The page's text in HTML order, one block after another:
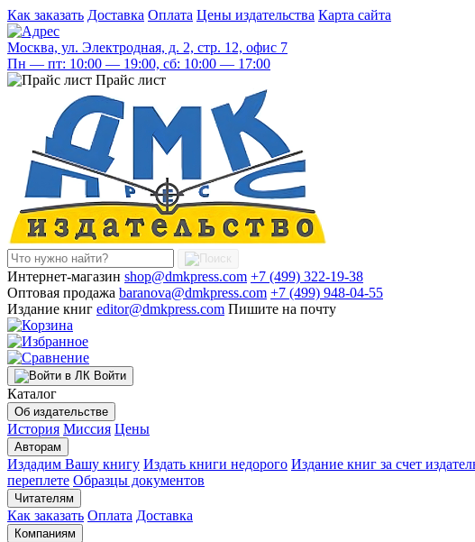
Как заказать Доставка Оплата Цены издательства Карта сайта
Москва, ул. Электродная, д. 2, стр. 12, офис 7
Пн — пт: 10:00 — 19:00, сб: 10:00 — 17:00
Прайс лист
Интернет-магазин shop@dmkpress.com +7 (499) 322-19-38
Оптовая продажа baranova@dmkpress.com +7 (499) 948-04-55
Издание книг editor@dmkpress.com Пишите на почту
Войти
Каталог
Об издательстве
История Миссия Цены
Авторам
Издадим Вашу книгу Издать книги недорого Издание книг за счет
переплете Образцы документов
Читателям
Как заказать Оплата Доставка
Компаниям